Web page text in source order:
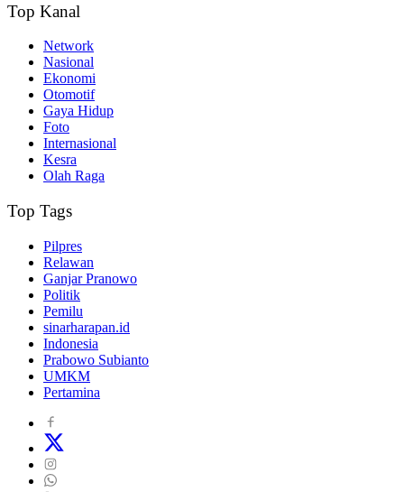
Top Kanal
Network
Nasional
Ekonomi
Otomotif
Gaya Hidup
Foto
Internasional
Kesra
Olah Raga
Top Tags
Pilpres
Relawan
Ganjar Pranowo
Politik
Pemilu
sinarharapan.id
Indonesia
Prabowo Subianto
UMKM
Pertamina